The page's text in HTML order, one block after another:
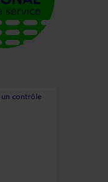
contrôle